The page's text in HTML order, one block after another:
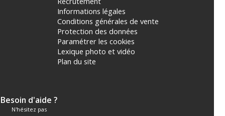
Informations légales
Conditions générales de vente
Protection des données
Paramétrer les cookies
Lexique photo et vidéo
Plan du site
Besoin d'aide ?
N'hésitez pas